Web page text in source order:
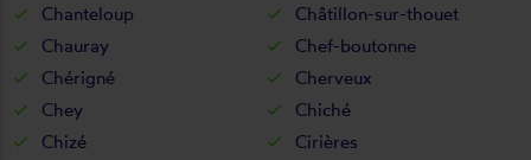
Chanteloup
Châtillon-sur-thouet
Chauray
Chef-boutonne
Chérigné
Cherveux
Chey
Chiché
Chizé
Cirières